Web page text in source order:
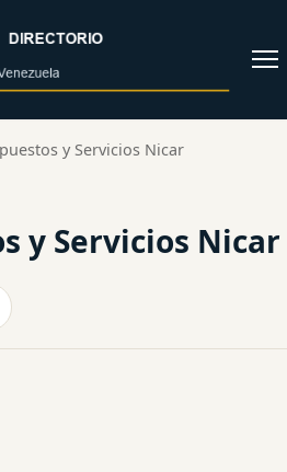
Abrir
y Servicios Nicar
y Servicios Nicar